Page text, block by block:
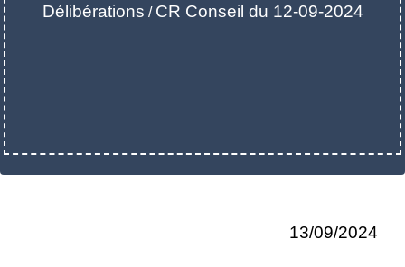
Délibérations / CR Conseil du 12-09-2024
13/09/2024